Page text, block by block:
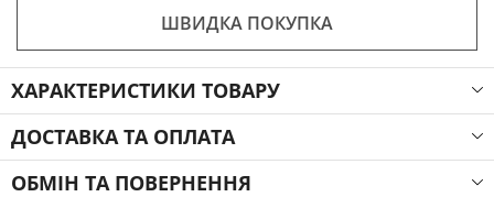
ШВИДКА ПОКУПКА
ХАРАКТЕРИСТИКИ ТОВАРУ
ДОСТАВКА ТА ОПЛАТА
ОБМІН ТА ПОВЕРНЕННЯ